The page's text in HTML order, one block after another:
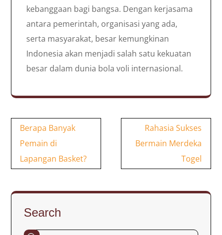
kebanggaan bagi bangsa. Dengan kerjasama
antara pemerintah, organisasi yang ada,
serta masyarakat, besar kemungkinan
Indonesia akan menjadi salah satu kekuatan
besar dalam dunia bola voli internasional.
Post
navigation
Berapa Banyak
Pemain di
Lapangan Basket?
Rahasia Sukses
Bermain Merdeka
Togel
Search